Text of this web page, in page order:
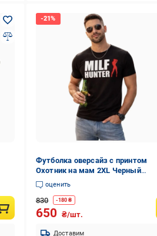
Футболка оверсайз с принтом
Охотник на мам 2XL Черный
(35681170)
оценить
830 -180 ₴
650 ₴/шт.
Доставим